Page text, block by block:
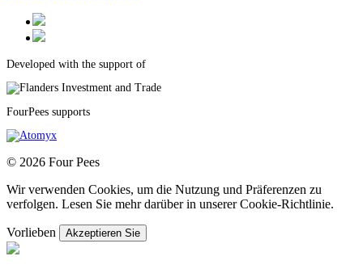
Developed with the support of
FourPees supports
© 2026 Four Pees
Wir verwenden Cookies, um die Nutzung und Präferenzen zu
verfolgen. Lesen Sie mehr darüber in unserer Cookie-Richtlinie.
Vorlieben Akzeptieren Sie